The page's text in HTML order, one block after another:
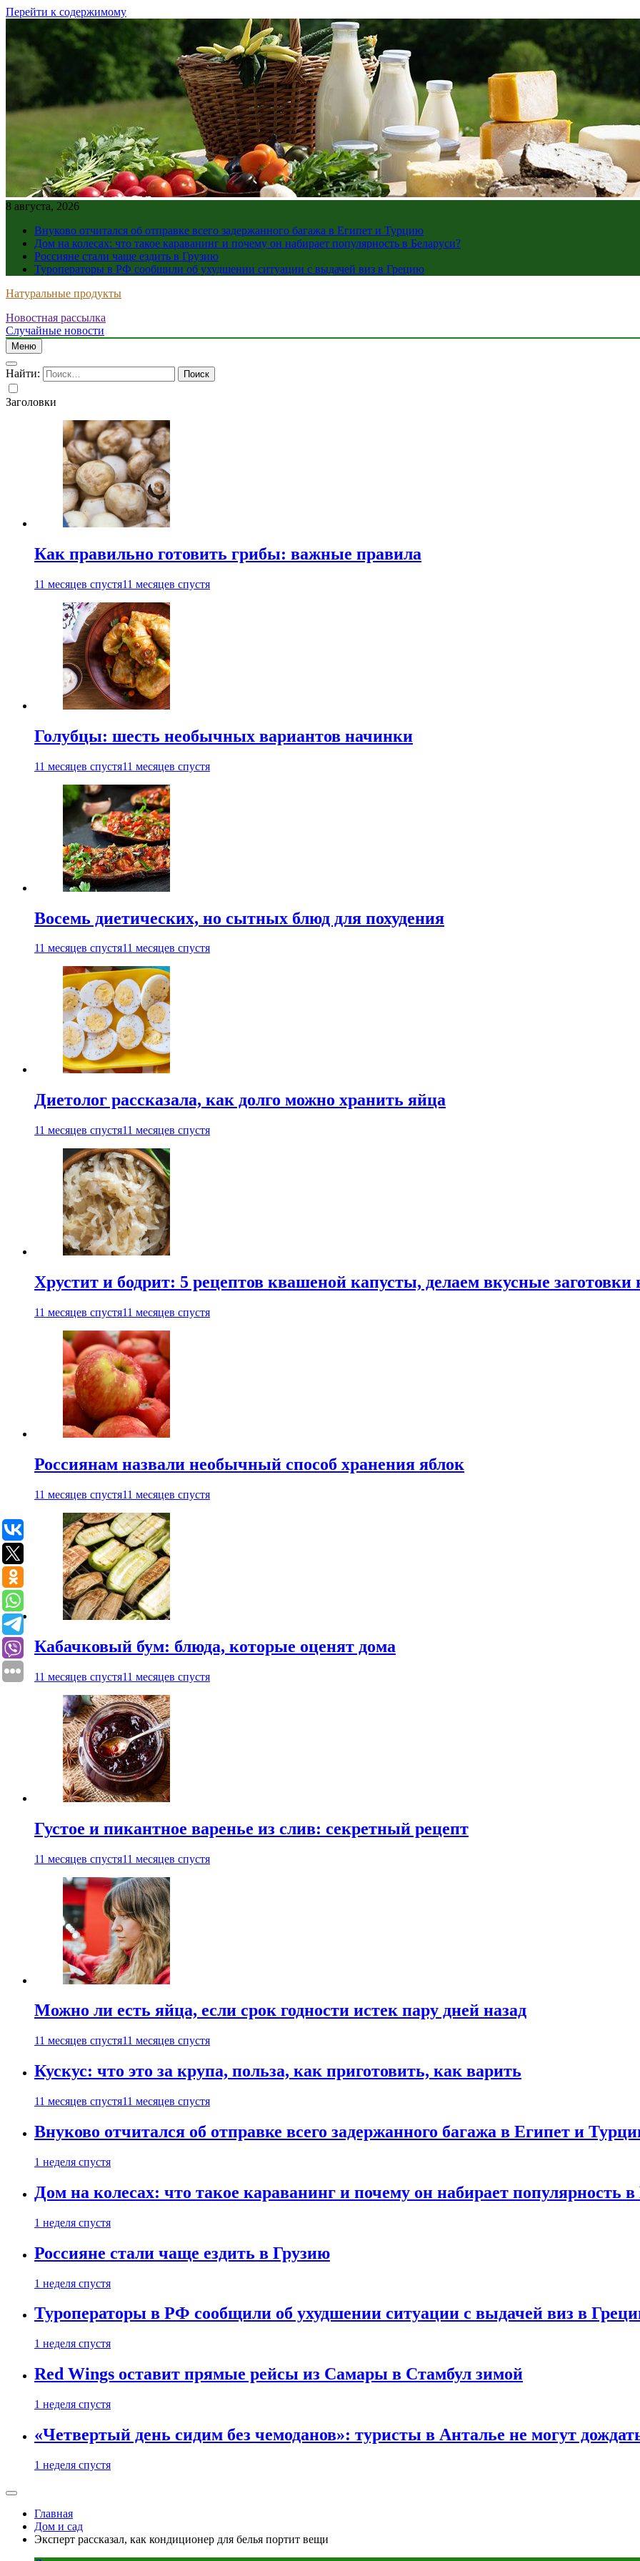
Перейти к содержимому
8 августа, 2026
Внуково отчитался об отправке всего задержанного багажа в Египет и Турцию
Дом на колесах: что такое караванинг и почему он набирает популярность в Беларуси?
Россияне стали чаще ездить в Грузию
Туроператоры в РФ сообщили об ухудшении ситуации с выдачей виз в Грецию
Натуральные продукты
Новостная рассылка
Случайные новости
Меню
Найти:
Заголовки
Как правильно готовить грибы: важные правила
11 месяцев спустя11 месяцев спустя
Голубцы: шесть необычных вариантов начинки
11 месяцев спустя11 месяцев спустя
Восемь диетических, но сытных блюд для похудения
11 месяцев спустя11 месяцев спустя
Диетолог рассказала, как долго можно хранить яйца
11 месяцев спустя11 месяцев спустя
Хрустит и бодрит: 5 рецептов квашеной капусты, делаем вкусные заготовки
11 месяцев спустя11 месяцев спустя
Россиянам назвали необычный способ хранения яблок
11 месяцев спустя11 месяцев спустя
Кабачковый бум: блюда, которые оценят дома
11 месяцев спустя11 месяцев спустя
Густое и пикантное варенье из слив: секретный рецепт
11 месяцев спустя11 месяцев спустя
Можно ли есть яйца, если срок годности истек пару дней назад
11 месяцев спустя11 месяцев спустя
Кускус: что это за крупа, польза, как приготовить, как варить
11 месяцев спустя11 месяцев спустя
Внуково отчитался об отправке всего задержанного багажа в Египет и
1 неделя спустя
Дом на колесах: что такое караванинг и почему он набирает популярность в
1 неделя спустя
Россияне стали чаще ездить в Грузию
1 неделя спустя
Туроператоры в РФ сообщили об ухудшении ситуации с выдачей виз в
1 неделя спустя
Red Wings оставит прямые рейсы из Самары в Стамбул зимой
1 неделя спустя
«Четвертый день сидим без чемоданов»: туристы в Анталье не могут
1 неделя спустя
Главная
Дом и сад
Эксперт рассказал, как кондиционер для белья портит вещи